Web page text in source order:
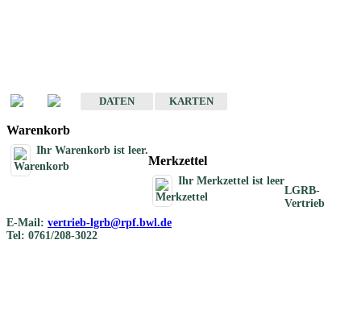
DATEN
KARTEN
Warenkorb
Ihr Warenkorb ist leer.
Merkzettel
Ihr Merkzettel ist leer
LGRB-
Vertrieb
E-Mail: vertrieb-lgrb@rpf.bwl.de
Tel: 0761/208-3022